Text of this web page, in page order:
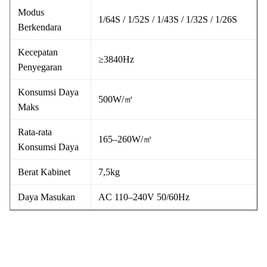
Modus
Berkendara
1/64S / 1/52S / 1/43S / 1/32S / 1/26S
Kecepatan
Penyegaran
≥3840Hz
Konsumsi Daya
Maks
500W/㎡
Rata-rata
Konsumsi Daya
165–260W/㎡
Berat Kabinet 7,5kg
Daya Masukan AC 110–240V 50/60Hz